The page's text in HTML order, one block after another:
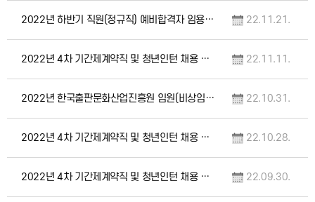
2022년 하반기 직원(정규직) 예비합격자 임용 및 향후일정 안내 22.11.21.
2022년 4차 기간제계약직 및 청년인턴 채용 최종 합격자 및 향후일정 안내 22.11.11.
2022년 한국출판문화산업진흥원 임원(비상임이사, 비상임감사) 후보자 모집 공고 22.10.31.
2022년 4차 기간제계약직 및 청년인턴 채용 서류전형 합격자 및 향후일정 안내 22.10.28.
2022년 4차 기간제계약직 및 청년인턴 채용 공고 22.09.30.